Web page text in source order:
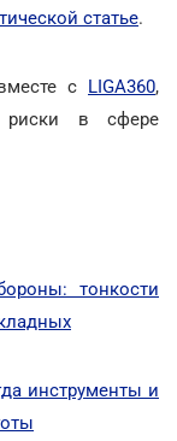
статье.
с LIGA360,
риски в сфере
тонкости
инструменты и